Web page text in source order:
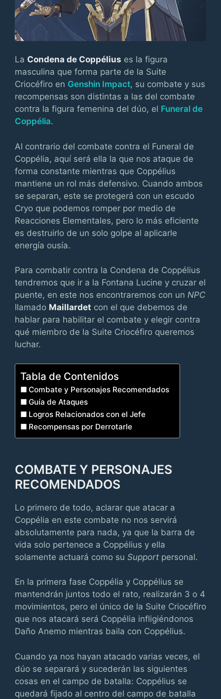
La Condena de Coppélius es la figura
masculina que forma parte de la Suite
Criocéfiro en Genshin Impact, su combate y sus
recompensas son distintas a las del combate
contra la figura femenina del dúo, el Funeral de
Coppélia.
Al contrario del combate contra el Funeral de
Coppélia, aquí será ella la que nos ataque de
forma constante mientras que Coppélius
mantiene un rol más defensivo. Cuando ambos
se separan, este se protegerá con un escudo
Cryo que podemos romper por medio de
Reacciones Elementales, pero lo más eficiente
es destruirlo de un solo golpe al aplicarle
energía ousía.
Para combatir contra la Condena de Coppélius
tendremos que ir a la Fontana Lucine y cruzar el
puente, en este nos encontraremos con un NPC
llamado Maillardet con el que debemos de
hablar para habilitar el combate y elegir contra
qué miembro de la Suite Criocéfiro queremos
luchar.
Tabla de Contenidos
Combate y Personajes Recomendados
Guía de Ataques
Logros Relacionados con el Jefe
Recompensas por Derrotarle
COMBATE Y PERSONAJES
RECOMENDADOS
Lo primero de todo, aclarar que atacar a
Coppélia en este combate no nos servirá
absolutamente para nada, ya que la barra de
vida solo pertenece a Coppélius y ella
solamente actuará como su Support personal.
En la primera fase Coppélia y Coppélius se
mantendrán juntos todo el rato, realizarán 3 o 4
movimientos, pero el único de la Suite Criocéfiro
que nos atacará será Coppélia infligiéndonos
Daño Anemo mientras baila con Coppélius.
Cuando ya nos hayan atacado varias veces, el
dúo se separará y sucederán las siguientes
cosas en el campo de batalla: Coppélius se
quedará fijado al centro del campo de batalla